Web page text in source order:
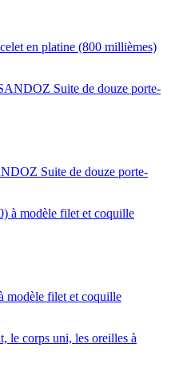
en platine (800 millièmes)
Suite de douze porte-
modèle filet et coquille